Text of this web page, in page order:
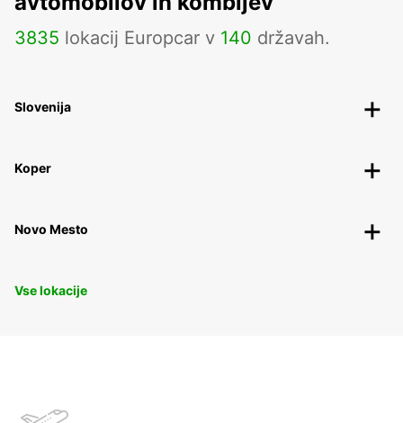
3835 lokacij Europcar v 140 državah.
Slovenija
Koper
Novo Mesto
Vse lokacije